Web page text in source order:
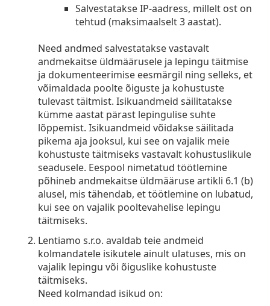
Salvestatakse IP-aadress, millelt ost on
tehtud (maksimaalselt 3 aastat).
Need andmed salvestatakse vastavalt
andmekaitse üldmäärusele ja lepingu täitmise
ja dokumenteerimise eesmärgil ning selleks, et
võimaldada poolte õiguste ja kohustuste
tulevast täitmist. Isikuandmeid säilitatakse
kümme aastat pärast lepingulise suhte
lõppemist. Isikuandmeid võidakse säilitada
pikema aja jooksul, kui see on vajalik meie
kohustuste täitmiseks vastavalt kohustuslikule
seadusele. Eespool nimetatud töötlemine
põhineb andmekaitse üldmääruse artikli 6.1 (b)
alusel, mis tähendab, et töötlemine on lubatud,
kui see on vajalik pooltevahelise lepingu
täitmiseks.
Lentiamo s.r.o. avaldab teie andmeid
kolmandatele isikutele ainult ulatuses, mis on
vajalik lepingu või õiguslike kohustuste
täitmiseks.
Need kolmandad isikud on: